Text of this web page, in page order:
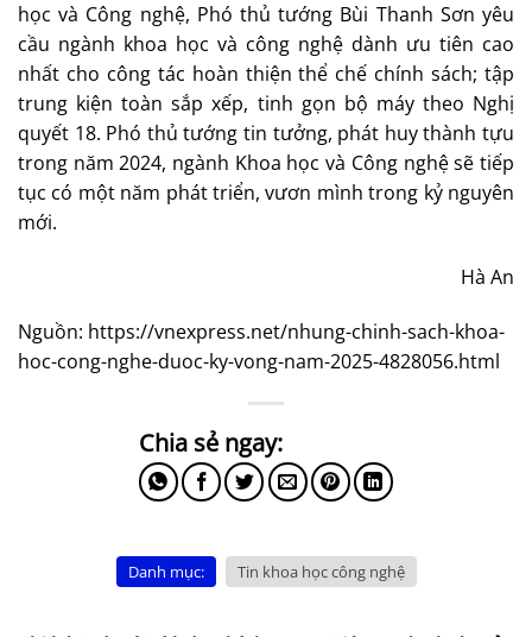
học và Công nghệ, Phó thủ tướng Bùi Thanh Sơn yêu
cầu ngành khoa học và công nghệ dành ưu tiên cao
nhất cho công tác hoàn thiện thể chế chính sách; tập
trung kiện toàn sắp xếp, tinh gọn bộ máy theo Nghị
quyết 18. Phó thủ tướng tin tưởng, phát huy thành tựu
trong năm 2024, ngành Khoa học và Công nghệ sẽ tiếp
tục có một năm phát triển, vươn mình trong kỷ nguyên
mới.
Hà An
Nguồn: https://vnexpress.net/nhung-chinh-sach-khoa-
hoc-cong-nghe-duoc-ky-vong-nam-2025-4828056.html
Danh mục: Tin khoa học công nghệ